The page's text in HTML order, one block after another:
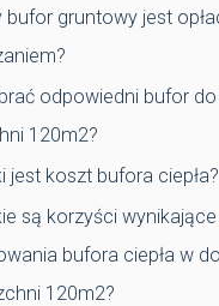
bufor gruntowy jest
odpowiedni bufor
120m2?
jest koszt bufora ciepła?
są korzyści
bufora ciepła w
120m2?